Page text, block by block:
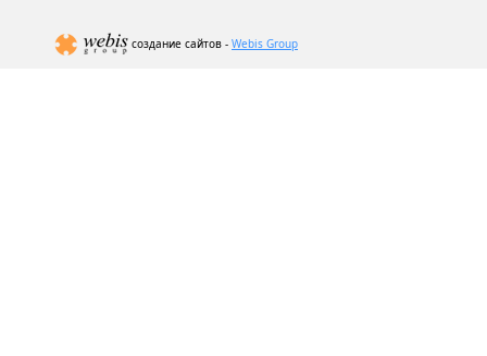
создание сайтов - Webis Group